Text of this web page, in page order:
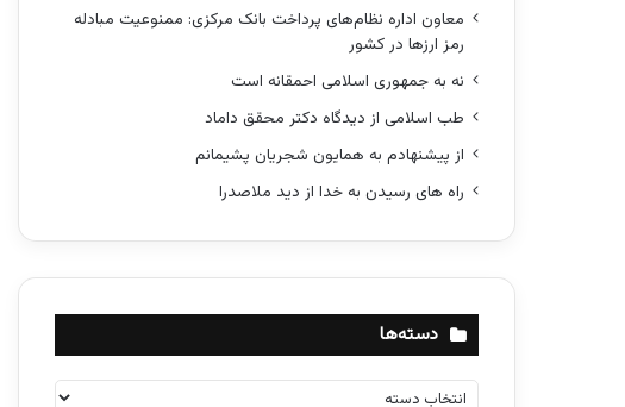
معاون اداره نظام‌های پرداخت بانک مرکزی: ممنوعیت مبادله
رمز ارزها در کشور
نه به جمهوری اسلامی احمقانه است
طب اسلامی از دیدگاه دکتر محقق داماد
از پیشنهادم به همایون شجریان پشیمانم
راه های رسیدن به خدا از دید ملاصدرا
دسته‌ها